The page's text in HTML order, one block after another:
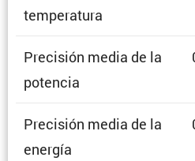
temperatura
Preci­sión media de la
potencia
Preci­sión media de la
energía